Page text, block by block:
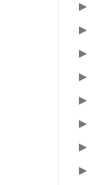
▶
▶
▶
▶
▶
▶
▶
▶